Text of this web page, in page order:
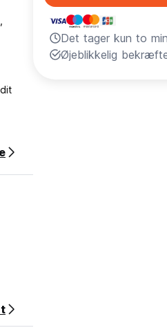
Det tager kun to
Øjeblikkelig